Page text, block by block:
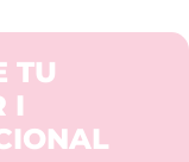
TU
I